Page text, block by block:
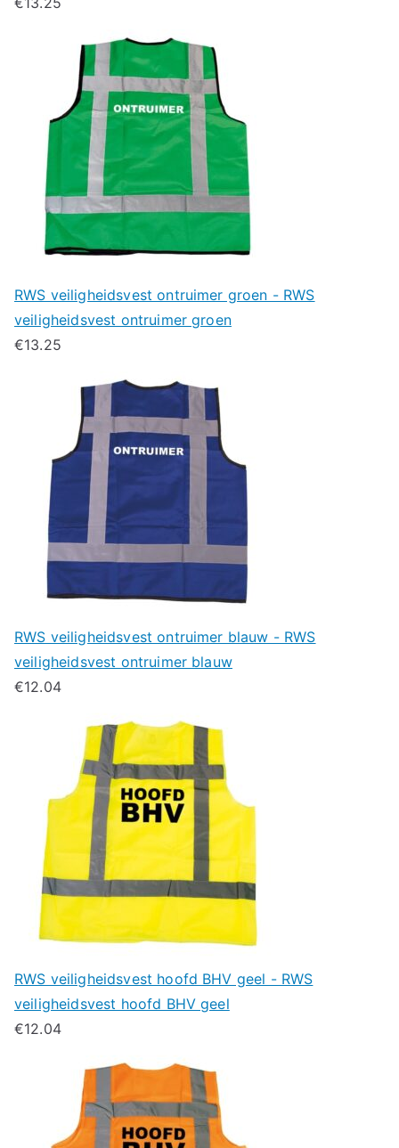
RWS veiligheidsvest ontruimer groen - RWS
veiligheidsvest ontruimer groen
€13.25
RWS veiligheidsvest ontruimer blauw - RWS
veiligheidsvest ontruimer blauw
€12.04
RWS veiligheidsvest hoofd BHV geel - RWS
veiligheidsvest hoofd BHV geel
€12.04